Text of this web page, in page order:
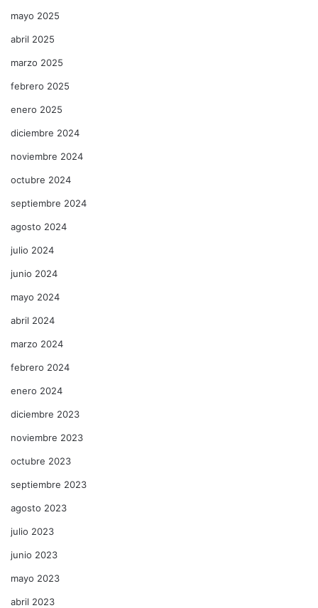
mayo 2025
abril 2025
marzo 2025
febrero 2025
enero 2025
diciembre 2024
noviembre 2024
octubre 2024
septiembre 2024
agosto 2024
julio 2024
junio 2024
mayo 2024
abril 2024
marzo 2024
febrero 2024
enero 2024
diciembre 2023
noviembre 2023
octubre 2023
septiembre 2023
agosto 2023
julio 2023
junio 2023
mayo 2023
abril 2023